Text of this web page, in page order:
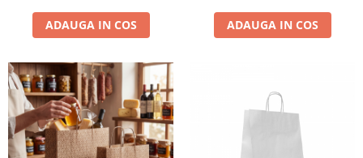
ADAUGA IN COS ADAUGA IN COS